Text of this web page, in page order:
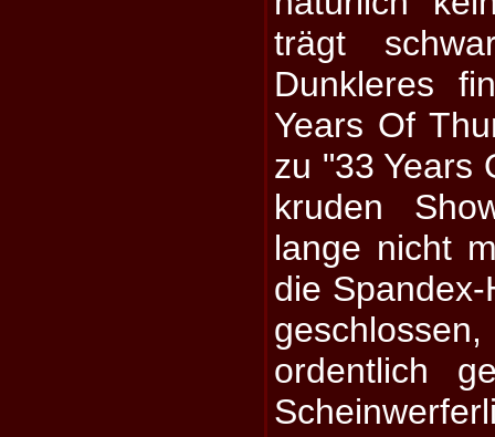
trägt
Dunkleres
Years Of
zu "33 Years
kruden
lange nicht
die
ordentlich